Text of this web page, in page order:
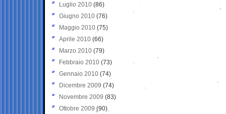
Luglio 2010 (86)
Giugno 2010 (76)
Maggio 2010 (75)
Aprile 2010 (66)
Marzo 2010 (79)
Febbraio 2010 (73)
Gennaio 2010 (74)
Dicembre 2009 (74)
Novembre 2009 (83)
Ottobre 2009 (90)